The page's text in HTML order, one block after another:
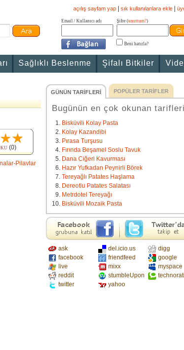
açılış sayfam yap| sık kullanılanlara ekle|
Email / Kullanıcı adı Şifre (unuttum?)
Beni hatırla?
Sağlıklı Beslenme Şifalı Bitkiler
(0)
Pilavlar
GÜNÜN TARİFLERİ POPÜLER TARİFLER
Bugünün en çok okunan tarifleri
Bisküvili Kolay Pasta
Kolay Kazandibi
Pırasa Turşusu
Fırında Beşamel Soslu Tavuk
Dana Ciğeri Kavurması
Hazır Yufkadan Peynirli Börek
Tereyağlı Patates Haşlama
Dereotlu Patates Salatası
Metrdotel Tereyağı
Bisküvili Mozaik Pasta
ask del.icio.us
digg
facebook
friendfeed
google
live
mixx
myspace
reddit
stumbleUpon
technorati
twitter
yahoo